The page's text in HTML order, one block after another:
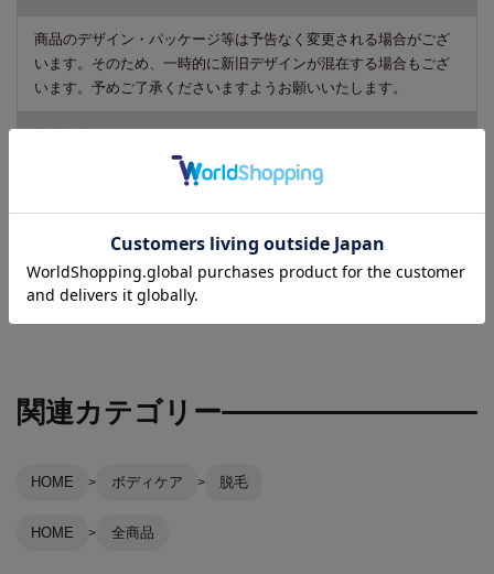
商品のデザイン・パッケージ等は予告なく変更される場合がござ
います。そのため、一時的に新旧デザインが混在する場合もござ
います。予めご了承くださいますようお願いいたします。
リーチフェイス株式会社 TEL 06-6711-0344
化粧品
関連カテゴリー
HOME ボディケア 脱毛
HOME 全商品